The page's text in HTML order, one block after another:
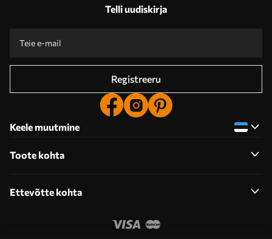
Telli uudiskirja
Registreeru
Keele muutmine
Toote kohta
Ettevõtte kohta